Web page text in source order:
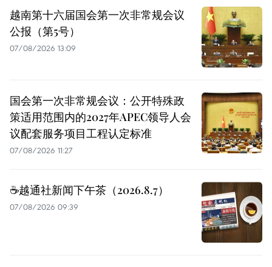
越南第十六届国会第一次非常规会议
公报（第5号）
07/08/2026 13:09
国会第一次非常规会议：公开特殊政
策适用范围内的2027年APEC领导人会
议配套服务项目工程认定标准
07/08/2026 11:27
☕️越通社新闻下午茶（2026.8.7）
07/08/2026 09:39